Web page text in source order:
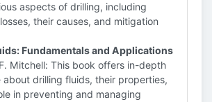
aspects of drilling, including
their causes, and mitigation
Fundamentals and Applications
Mitchell: This book offers in-depth
about drilling fluids, their properties,
in preventing and managing